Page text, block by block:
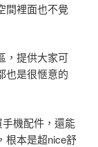
間裡面也不覺
，提供大家可
也是很愜意的
機配件，還能
根本是超nice舒